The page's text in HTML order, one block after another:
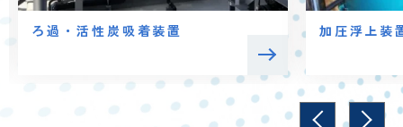
ろ過・活性炭吸着装置 加圧浮上装